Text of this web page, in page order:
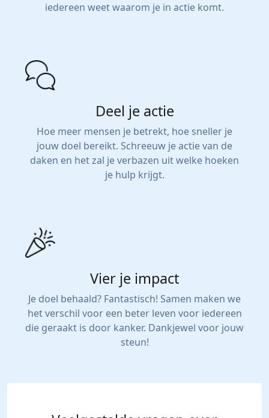
iedereen weet waarom je in actie komt.
Deel je actie
Hoe meer mensen je betrekt, hoe sneller je
jouw doel bereikt. Schreeuw je actie van de
daken en het zal je verbazen uit welke hoeken
je hulp krijgt.
Vier je impact
Je doel behaald? Fantastisch! Samen maken we
het verschil voor een beter leven voor iedereen
die geraakt is door kanker. Dankjewel voor jouw
steun!